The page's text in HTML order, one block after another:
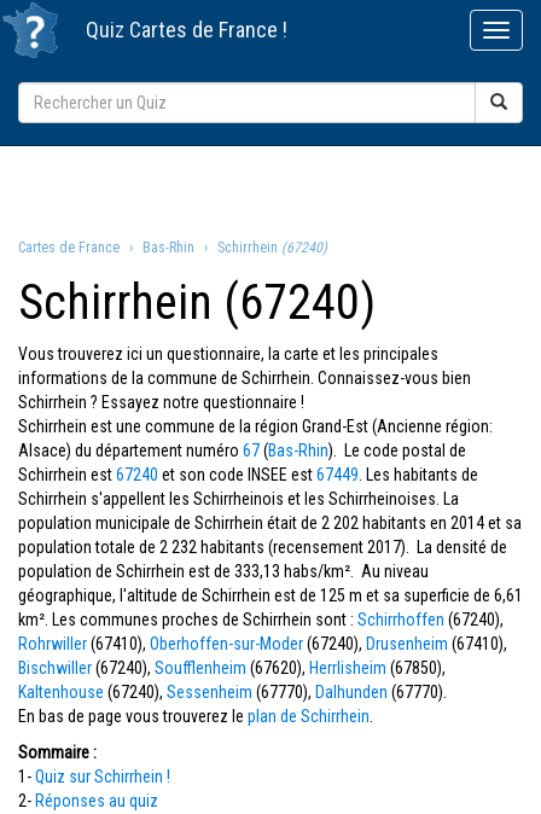
Quiz Cartes de France !
Cartes de France Bas-Rhin Schirrhein (67240)
Schirrhein (67240)
Vous trouverez ici un questionnaire, la carte et les principales
informations de la commune de Schirrhein. Connaissez-vous bien
Schirrhein ? Essayez notre questionnaire !
Schirrhein est une commune de la région Grand-Est (Ancienne région:
Alsace) du département numéro 67(Bas-Rhin). Le code postal de
Schirrhein est67240 et son code INSEE est67449 . Les habitants de
Schirrhein s'appellent les Schirrheinois et les Schirrheinoises. La
population municipale de Schirrhein était de 2 202 habitants en 2014 et sa
population totale de 2 232 habitants (recensement 2017). La densité de
population de Schirrhein est de 333,13 habs/km². Au niveau
géographique, l'altitude de Schirrhein est de 125 m et sa superficie de 6,61
km². Les communes proches de Schirrhein sont : Schirrhoffen (67240),
Rohrwiller(67410), Oberhoffen-sur-Moder(67240), Drusenheim (67410),
Bischwiller(67240), Soufflenheim (67620), Herrlisheim (67850),
Kaltenhouse (67240), Sessenheim (67770), Dalhunden (67770).
En bas de page vous trouverez le plan de Schirrhein
Sommaire :
1-Quiz sur Schirrhein !
2- Réponses au quiz